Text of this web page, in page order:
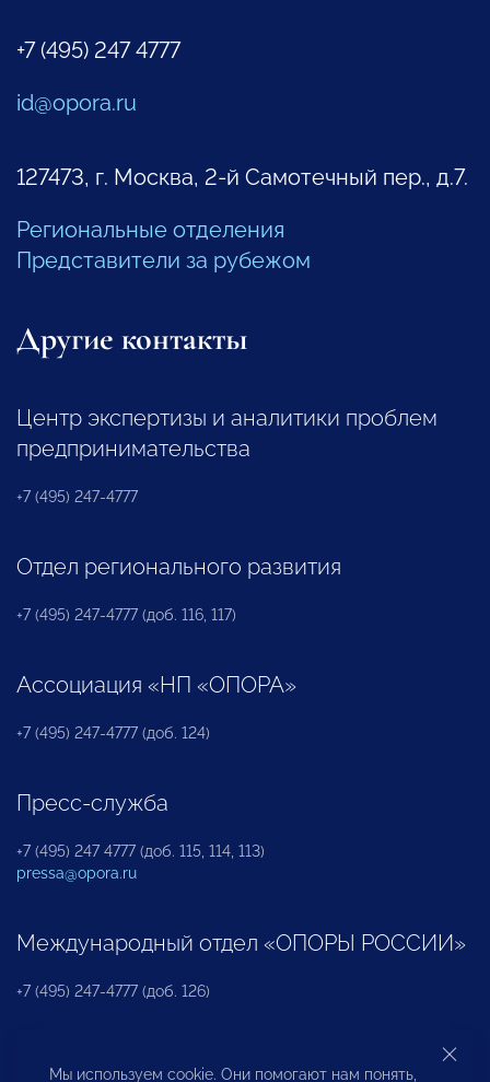
+7 (495) 247 4777
id@opora.ru
127473, г. Москва, 2-й Самотечный пер., д.7.
Региональные отделения
Представители за рубежом
Другие контакты
Центр экспертизы и аналитики проблем
предпринимательства
+7 (495) 247-4777
Отдел регионального развития
+7 (495) 247-4777 (доб. 116, 117)
Ассоциация «НП «ОПОРА»
+7 (495) 247-4777 (доб. 124)
Пресс-служба
+7 (495) 247 4777 (доб. 115, 114, 113)
pressa@opora.ru
Международный отдел «ОПОРЫ РОССИИ»
+7 (495) 247-4777 (доб. 126)
Бюро по защите прав предпринимателей и
Мы используем cookie. Они помогают нам понять,